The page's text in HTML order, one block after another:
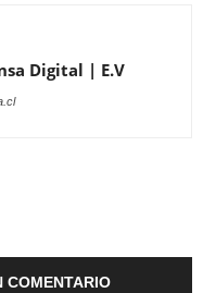
Digital | E.V
COMENTARIO